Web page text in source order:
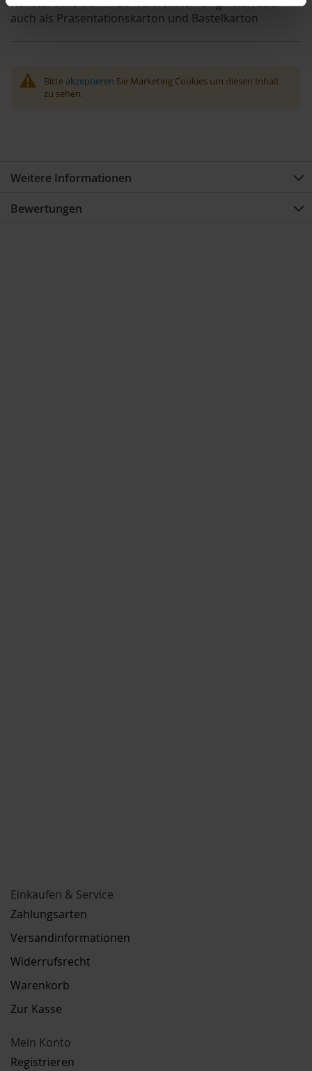
Kunstdrucke bis hin zu wertvollsten Originalen aber
auch als Präsentationskarton und Bastelkarton
Bitte akzeptieren Sie Marketing Cookies um diesen Inhalt
zu sehen.
Weitere Informationen
Bewertungen
Einkaufen & Service
Zahlungsarten
Versandinformationen
Widerrufsrecht
Warenkorb
Zur Kasse
Mein Konto
Registrieren